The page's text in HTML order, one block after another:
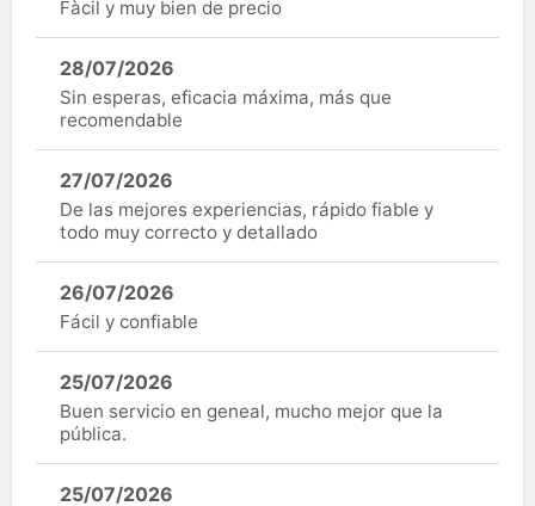
Fàcil y muy bien de precio
28/07/2026
Sin esperas, eficacia máxima, más que
recomendable
27/07/2026
De las mejores experiencias, rápido fiable y
todo muy correcto y detallado
26/07/2026
Fácil y confiable
25/07/2026
Buen servicio en geneal, mucho mejor que la
pública.
25/07/2026